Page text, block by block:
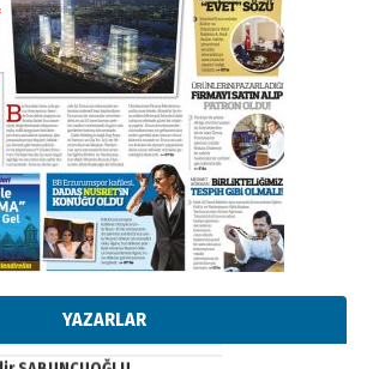
YAZARLAR
Gökhan YAZICI
Yesevi’den bir Alperen…
idi… Hakka yürüdü.!
2026 Perşembe
Bakırcı
bıraktığı hatıralarıyla
adamı Faruk Terzioğlu!
2026 Çarşamba
BİNDESEN
Sekmen’den Erzurum’a
2026 Pazar
SABUNCUOĞLU